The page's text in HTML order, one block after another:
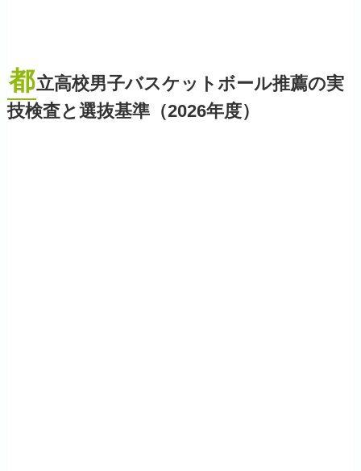
都立高校男子バスケットボール推薦の実
技検査と選抜基準（2026年度）